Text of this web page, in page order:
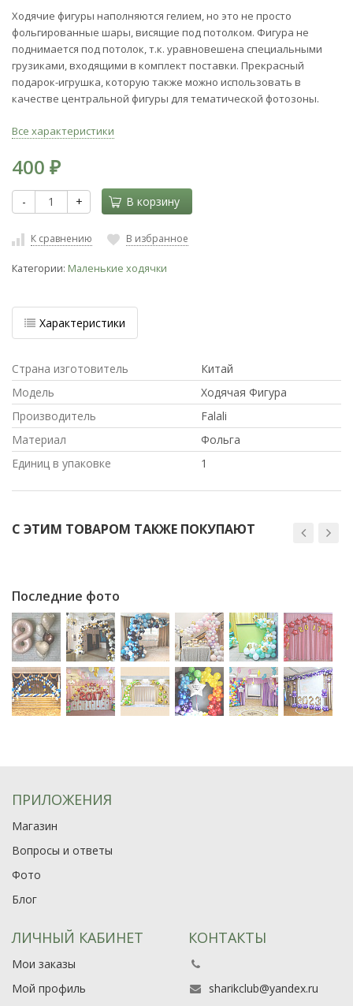
Ходячие фигуры наполняются гелием, но это не просто
фольгированные шары, висящие под потолком. Фигура не
поднимается под потолок, т.к. уравновешена специальными
грузиками, входящими в комплект поставки. Прекрасный
подарок-игрушка, которую также можно использовать в
качестве центральной фигуры для тематической фотозоны.
Все характеристики
400 ₽
- + В корзину
К сравнению В избранное
Категории: Маленькие ходячки
Характеристики
Страна изготовитель
Китай
Модель
Ходячая Фигура
Производитель
Falali
Материал
Фольга
Единиц в упаковке
1
С ЭТИМ ТОВАРОМ ТАКЖЕ ПОКУПАЮТ
Последние фото
ПРИЛОЖЕНИЯ
Магазин
Вопросы и ответы
Фото
Блог
ЛИЧНЫЙ КАБИНЕТ
Мои заказы
Мой профиль
КОНТАКТЫ
sharikclub@yandex.ru